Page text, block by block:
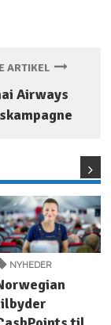
ARTIKEL
Airways
NYHEDER